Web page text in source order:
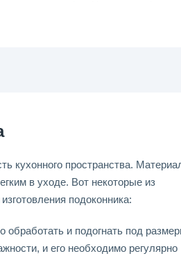
кухонного пространства.
в уходе. Вот некоторые из
подоконника:
обработать и подогнать под
и его необходимо регулярно